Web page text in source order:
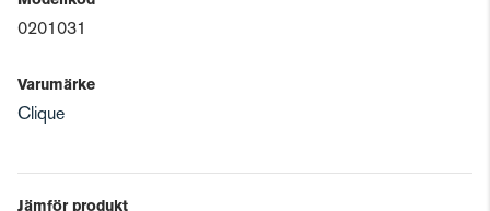
0201031
Varumärke
Clique
Jämför produkt